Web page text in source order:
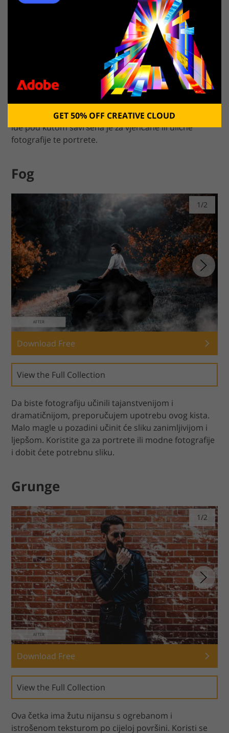
View the Full Collection
Ove besplatne guste četke za dim mogu se koristiti za
stvaranje prekrasnih bijelih oblaka. Struja dima koja
ide pod kutom savršena je za vjenčane ili ulične
fotografije te portrete.
Fog
1/2
Download Free
View the Full Collection
Da biste fotografiju učinili tajanstvenijom i
dramatičnijom, preporučujem upotrebu ovog kista.
Malo magle u pozadini učinit će sliku zanimljivijom i
ljepšom. Koristite ga za portrete ili modne fotografije
i dobit ćete potrebnu sliku.
Grunge
1/2
Download Free
View the Full Collection
Ova četka ima žutu nijansu s ogrebanom i
istrošenom teksturom po cijeloj površini. Koristi se
GET 50% OFF CREATIVE CLOUD